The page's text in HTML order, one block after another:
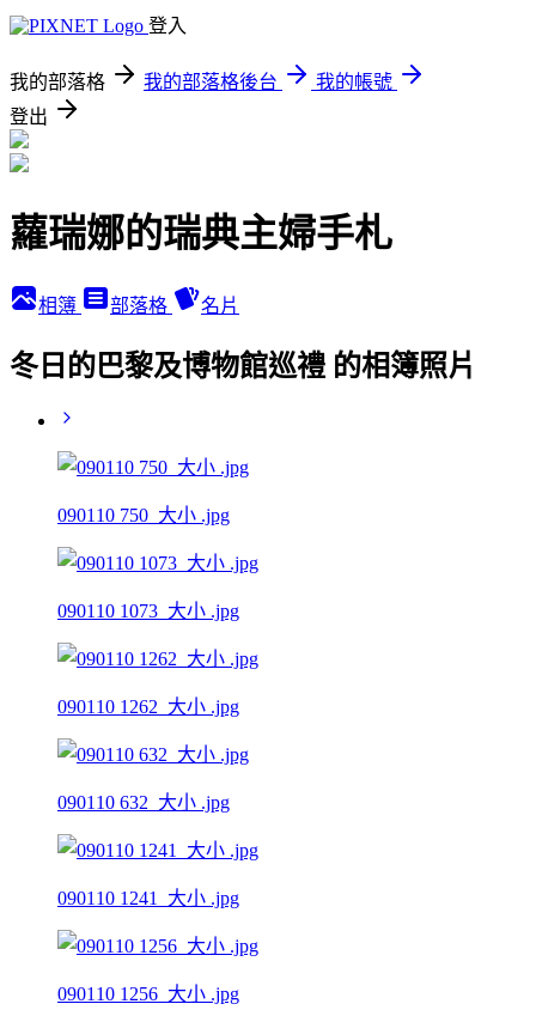
登入
我的部落格 我的部落格後台
我的帳號
登出
蘿瑞娜的瑞典主婦手札
相簿 部落格 名片
冬日的巴黎及博物館巡禮 的相簿照片
090110 750_大小 .jpg
090110 1073_大小 .jpg
090110 1262_大小 .jpg
090110 632_大小 .jpg
090110 1241_大小 .jpg
090110 1256_大小 .jpg